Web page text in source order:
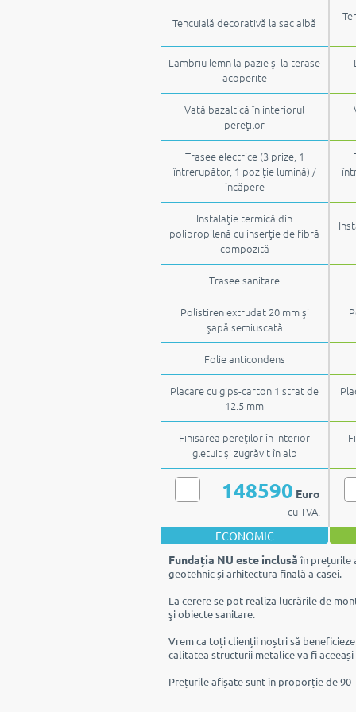
Tencuială decorativă la sac albă
Lambriu lemn la pazie şi la terase
acoperite
Vată bazaltică în interiorul
pereţilor
Trasee electrice (3 prize, 1
întrerupător, 1 poziţie lumină) /
încăpere
Instalaţie termică din
polipropilenă cu inserţie de fibră
compozită
Trasee sanitare
Polistiren extrudat 20 mm şi
şapă semiuscată
Folie anticondens
Placare cu gips-carton 1 strat de
12.5 mm
Finisarea pereţilor în interior
gletuit şi zugrăvit în alb
148590 Euro
cu TVA.
ECONOMIC
Fundația NU este inclusă în prețurile
geotehnic și arhitectura finală a casei.
La cerere se pot realiza lucrările de
şi obiecte sanitare.
Vrem ca toți clienții noștri să
calitatea structurii metalice va fi
Prețurile afișate sunt în proporție de 90